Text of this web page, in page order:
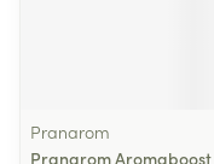
Pranarom
Pranarom Aromaboost